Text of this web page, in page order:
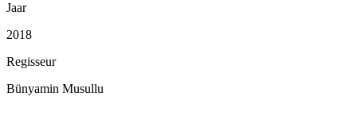
Jaar
2018
Regisseur
Bünyamin Musullu